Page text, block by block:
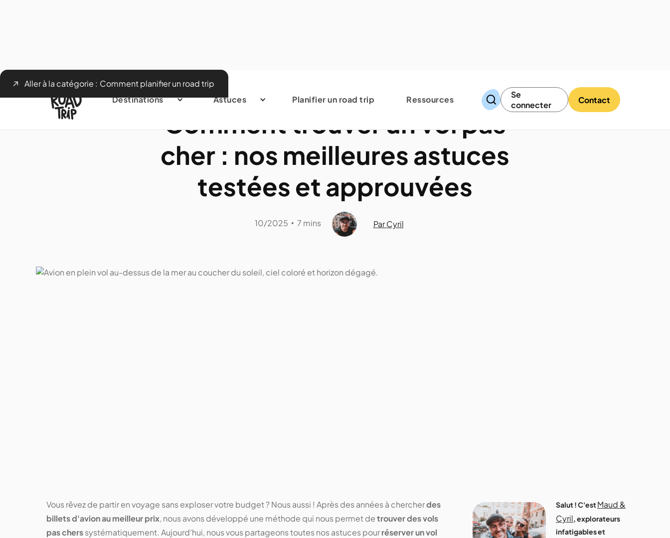
Destinations Astuces Planifier un road trip Ressources
Se
connecter
Contact
Aller à la catégorie : Comment planifier un road trip
Comment trouver un vol pas
cher : nos meilleures astuces
testées et approuvées
10/2025 • 7 mins Par Cyril
Vous rêvez de partir en voyage sans exploser votre budget ? Nous aussi ! Après des années à chercherdes
billets d'avion au meilleur prix, nous avons développé une méthode qui nous permet detrouver des vols
pas cherssystématiquement. Aujourd'hui, nous vous partageons toutes nos astuces pourréserver un vol
Salut ! C'estMaud &
Cyril, explorateurs
infatigables et